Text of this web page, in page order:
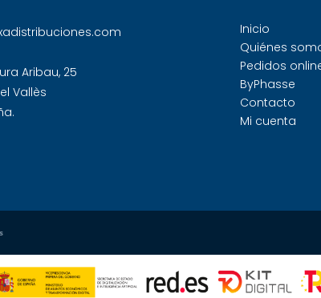
Aribau, 25
Vallès
Inicio
Quiénes
Pedidos
ByPhasse
Contacto
Mi cuenta